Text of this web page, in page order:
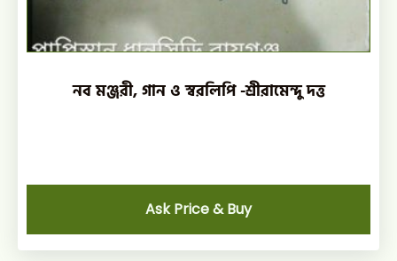
নব মঞ্জরী, গান ও স্বরলিপি -শ্রীরামেন্দু দত্ত
Ask Price & Buy